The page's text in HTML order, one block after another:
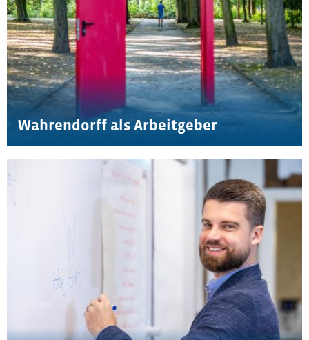
Wahrendorff als Arbeitgeber